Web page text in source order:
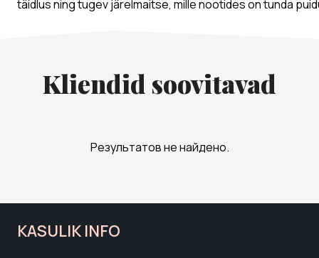
täidlus ning tugev järelmaitse, mille nootides on tunda
Kliendid soovitavad
Результатов не найдено.
KASULIK INFO